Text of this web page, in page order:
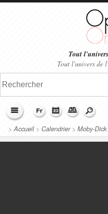
Tout
Tout l'univers de
>Accueil> Calendrier> Moby-
Productions liées